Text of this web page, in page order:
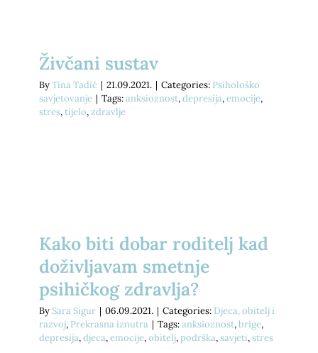
Živčani sustav
ByTina Tadić | 21.09.2021. | Categories: Psihološko
savjetovanje | Tags:anksioznost,depresija,emocije,
stres,tijelo,zdravlje
Kako biti dobar roditelj kad
doživljavam smetnje
psihičkog zdravlja?
BySara Sigur | 06.09.2021. | Categories: Djeca, obitelj i
razvoj, Prekrasna iznutra | Tags:anksioznost,brige,
depresija,djeca,emocije,obitelj, podrška,savjeti,stres